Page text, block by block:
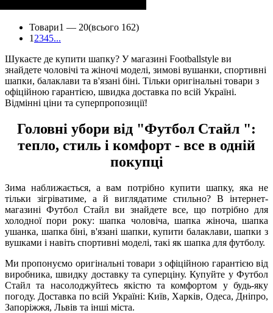
Товари1 — 20(всього 162)
1 2345...
Шукаєте де купити шапку? У магазині Footballstyle ви
знайдете чоловічі та жіночі моделі, зимові вушанки, спортивні
шапки, балаклави та в'язані біні. Тільки оригінальні товари з
офіційною гарантією, швидка доставка по всій Україні.
Відмінні ціни та суперпропозиції!
Головні убори від "Футбол Стайл ":
тепло, стиль і комфорт - все в одній
покупці
Зима наближається, а вам потрібно купити шапку, яка не
тільки зігріватиме, а й виглядатиме стильно? В інтернет-
магазині Футбол Стайл ви знайдете все, що потрібно для
холодної пори року: шапка чоловіча, шапка жіноча, шапка
ушанка, шапка біні, в'язані шапки, купити балаклави, шапки з
вушками і навіть спортивні моделі, такі як шапка для футболу.
Ми пропонуємо оригінальні товари з офіційною гарантією від
виробника, швидку доставку та суперціну. Купуйте у Футбол
Стайл та насолоджуйтесь якістю та комфортом у будь-яку
погоду. Доставка по всій Україні: Київ, Харків, Одеса, Дніпро,
Запоріжжя, Львів та інші міста.